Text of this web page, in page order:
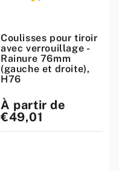
Coulisses pour tiroir
avec verrouillage -
Rainure 76mm
(gauche et droite),
H76
Prix
standard
À partir de
€49,01